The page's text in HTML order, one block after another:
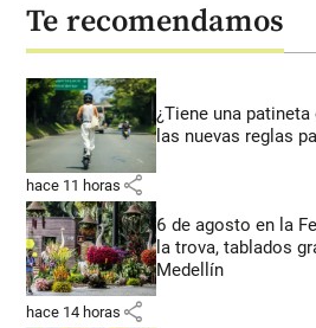
Te recomendamos
¿Tiene una
las nuevas reglas
hace 11 horas share
6 de agosto en la
la trova, tablados
Medellín
hace 14 horas share